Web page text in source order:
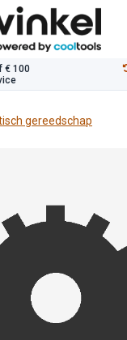
€ 100
gereedschap